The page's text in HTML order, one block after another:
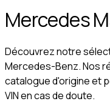
Mercedes
Découvrez notre
Mercedes-Benz. Nos
catalogue d'origine et
VIN en cas de doute.